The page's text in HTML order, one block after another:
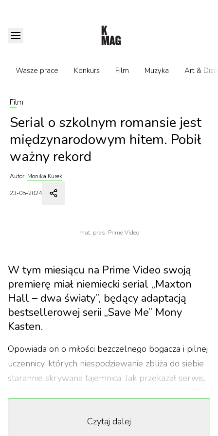
Wasze prace Konkurs Film Muzyka Art &
Film
Serial o szkolnym romansie jest
międzynarodowym hitem. Pobił
ważny rekord
Autor: Monika Kurek
23-05-2024
mat. pras. Prime Video
W tym miesiącu na Prime Video swoją
premierę miał niemiecki serial „Maxton
Hall – dwa światy”, będący adaptacją
bestsellerowej serii „Save Me” Mony
Kasten.
Opowiada on o miłości bezczelnego bogacza i pilnej
uczennicy, których niespodziewanie zbliża do siebie
starannie skrywana tajemnica. Jak przekazał serwis,
w ciągu pierwszego tygodnia serial „Maxton Hall”
Prime Video, zajmując pierwsze miejsce w aż 120
Czytaj dalej